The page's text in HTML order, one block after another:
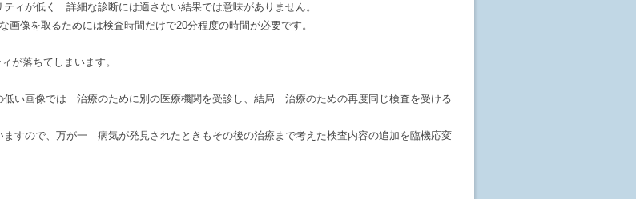
ィが低く 詳細な診断には適さない結果では意味がありません。
像を取るためには検査時間だけで20分程度の時間が必要です。
が落ちてしまいます。
い画像では 治療のために別の医療機関を受診し、結局 治療のための再度同じ検査を受ける
すので、万が一 病気が発見されたときもその後の治療まで考えた検査内容の追加を臨機応変